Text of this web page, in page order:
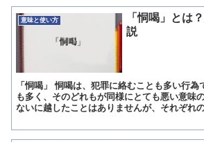
意味と使い方
「恫喝」とは
説
「恫喝」 恫喝は、犯罪に絡むことも多い行
も多く、そのどれもが同様にとても悪い意味
ないに越したことはありませんが、それぞれ